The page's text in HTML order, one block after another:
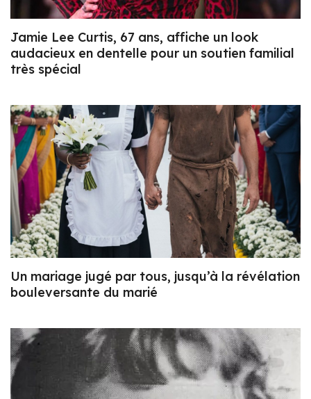
Jamie Lee Curtis, 67 ans, affiche un look
audacieux en dentelle pour un soutien familial
très spécial
Un mariage jugé par tous, jusqu’à la révélation
bouleversante du marié